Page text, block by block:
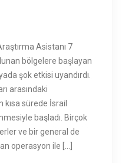
Asistanı 7
bölgelere başlayan
şok etkisi uyandırdı.
arasındaki
kısa sürede İsrail
başladı. Birçok
ve bir general de
operasyon ile […]